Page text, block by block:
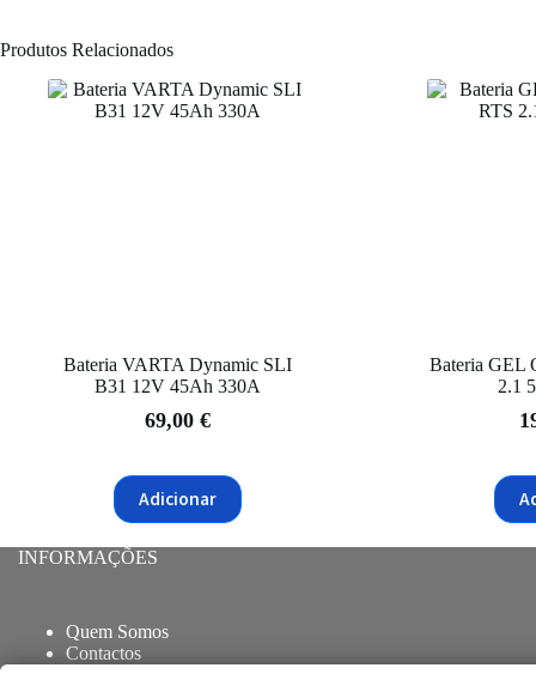
Produtos Relacionados
Bateria VARTA Dynamic SLI
B31 12V 45Ah 330A
69,00€
Adicionar
Bateria GEL
2.1
INFORMAÇÕES
Quem Somos
Contactos